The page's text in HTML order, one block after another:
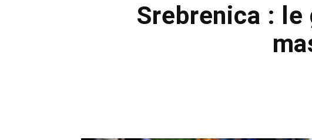
Srebrenica : le